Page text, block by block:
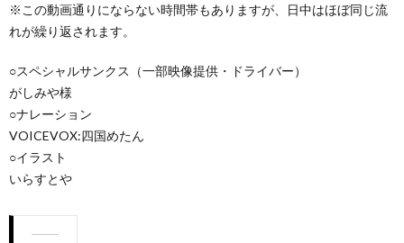
※この動画通りにならない時間帯もありますが、日中はほぼ同じ流
れが繰り返されます。
○スペシャルサンクス（一部映像提供・ドライバー）
がしみや様
○ナレーション
VOICEVOX:四国めたん
○イラスト
いらすとや